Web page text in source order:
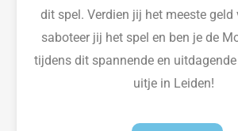
dit spel. Verdien jij het meeste
saboteer jij het spel en ben je de
tijdens dit spannende en
uitje in Leiden!